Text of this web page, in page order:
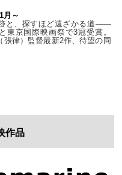
～
と、探すほど遠ざかる道——
東京国際映画祭で3冠受賞。
張律）監督最新2作、待望の同
作品